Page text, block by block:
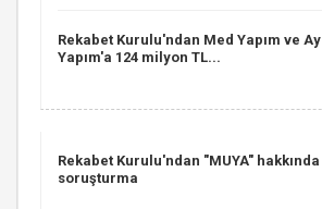
Rekabet Kurulu'ndan Med Yapım ve Ay
Yapım'a 124 milyon TL...
Rekabet Kurulu'ndan "MUYA" hakkında
soruşturma